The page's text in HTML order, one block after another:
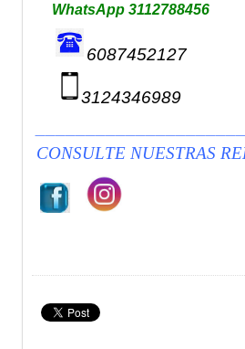
WhatsApp 3112788456
6087452127
3124346989
CONSULTE NUESTRAS